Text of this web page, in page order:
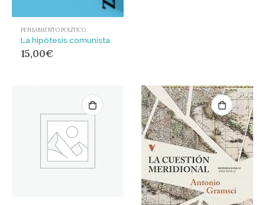
PENSAMIENTO POLÍTICO
La hipótesis comunista
15,00€